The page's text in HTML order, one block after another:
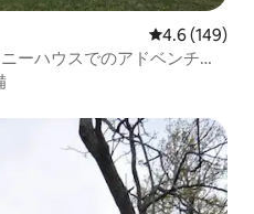
レビュー149
4.6 (149)
ーハウスでのアドベンチャ